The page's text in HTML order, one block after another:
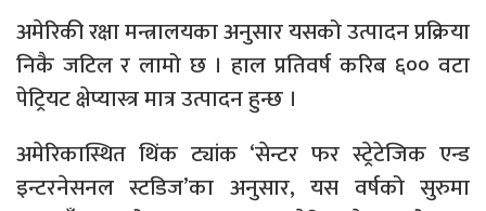
अमेरिकी रक्षा मन्त्रालयका अनुसार यसको उत्पादन प्रक्रिया
निकै जटिल र लामो छ । हाल प्रतिवर्ष करिब ६०० वटा
पेट्रियट क्षेप्यास्त्र मात्र उत्पादन हुन्छ ।
अमेरिकास्थित थिंक ट्यांक ‘सेन्टर फर स्ट्रेटेजिक एन्ड
इन्टरनेसनल स्टडिज’का अनुसार, यस वर्षको सुरुमा